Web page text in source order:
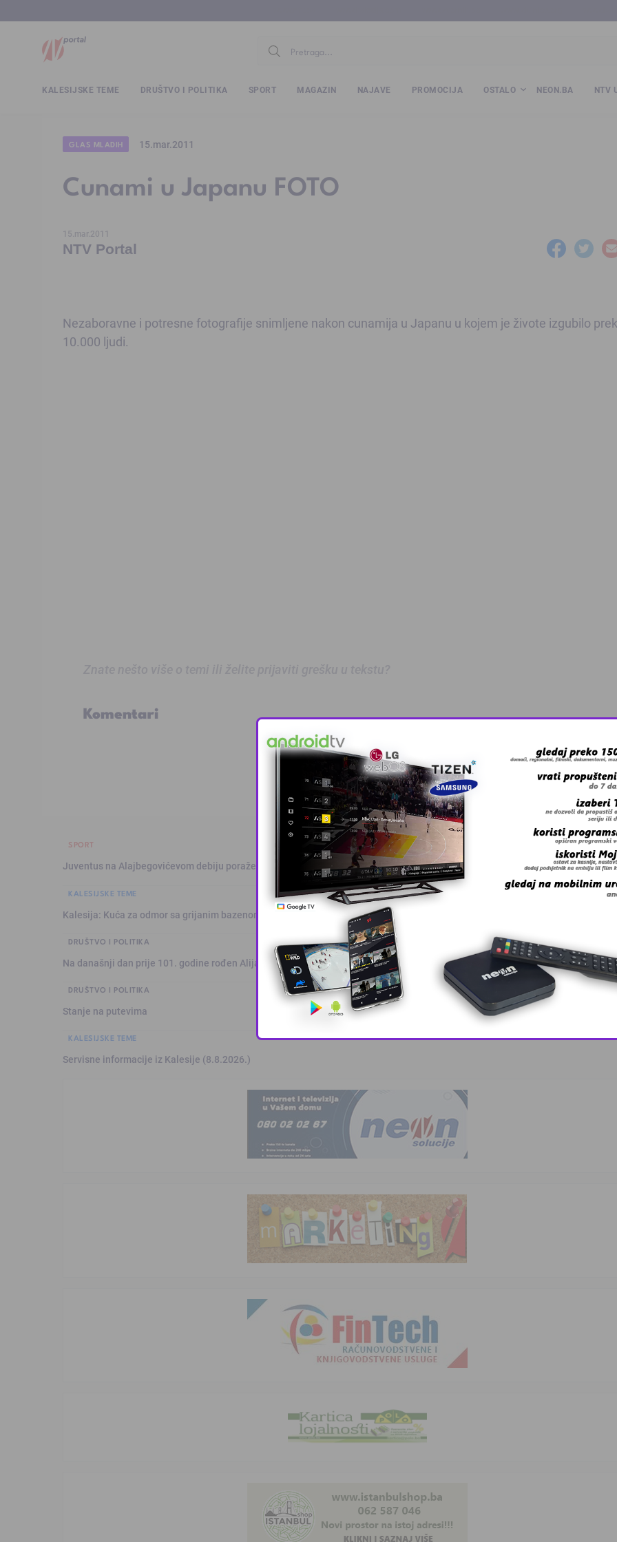
KALESIJSKE TEME DRUŠTVO I POLITIKA SPORT MAGAZIN NAJAVE PROMOCIJA OSTALO NEON.BA NTV
GLAS MLADIH 15.mar.2011
Cunami u Japanu FOTO
15.mar.2011
NTV Portal
Nezaboravne i potresne fotografije snimljene nakon cunamija u Japanu u kojem je živote izgubilo
10.000 ljudi.
Komentari
SPORT
Juventus na Alajbegovićevom debiju poražen od Intera, Zmaj učestvov …
KALESIJSKE TEME
Kalesija: Kuća za odmor sa grijanim bazenom
DRUŠTVO I POLITIKA
Na današnji dan prije 101. godine rođen Alija Izetbegović, lider ko …
DRUŠTVO I POLITIKA
Stanje na putevima
KALESIJSKE TEME
Servisne informacije iz Kalesije (8.8.2026.)